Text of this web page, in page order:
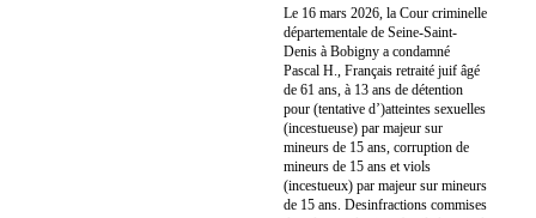
Le 16 mars 2026, la Cour criminelle
départementale de Seine-Saint-
Denis à Bobigny a condamné
Pascal H., Français retraité juif âgé
de 61 ans, à 13 ans de détention
pour (tentative d’)atteintes sexuelles
(incestueuse) par majeur sur
mineurs de 15 ans, corruption de
mineurs de 15 ans et viols
(incestueux) par majeur sur mineurs
de 15 ans. Desinfractions commises